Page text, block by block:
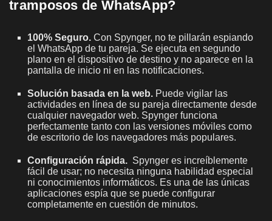
tramposos de WhatsApp?
100% Seguro. Con Spynger, no te pillarán espiando
el WhatsApp de tu pareja. Se ejecuta en segundo
plano en el dispositivo de destino y no aparece en la
pantalla de inicio ni en las notificaciones.
Solución basada en la web. Puede vigilar las
actividades en línea de su pareja directamente desde
cualquier navegador web. Spynger funciona
perfectamente tanto con las versiones móviles como
de escritorio de los navegadores más populares.
Configuración rápida. Spynger es increíblemente
fácil de usar; no necesita ninguna habilidad especial
ni conocimientos informáticos. Es una de las únicas
aplicaciones espía que se puede configurar
completamente en cuestión de minutos.